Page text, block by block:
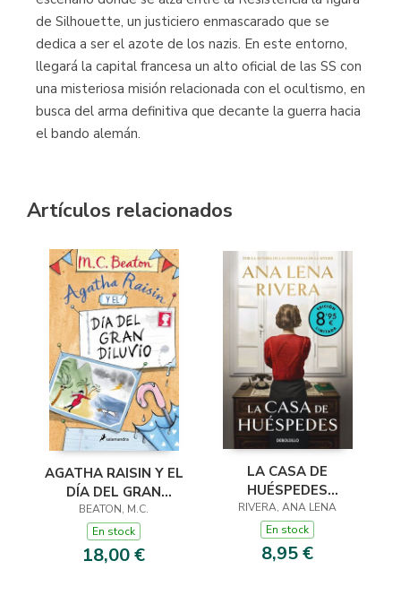
de Silhouette, un justiciero enmascarado que se
dedica a ser el azote de los nazis. En este entorno,
llegará la capital francesa un alto oficial de las SS con
una misteriosa misión relacionada con el ocultismo, en
busca del arma definitiva que decante la guerra hacia
el bando alemán.
Artículos relacionados
AGATHA RAISIN Y EL
DÍA DEL GRAN
DILUVIO (AGATHA
RAISIN 12)
BEATON, M.C.
En stock
18,00 €
LA CASA DE
HUÉSPEDES
(EDICIÓN LIMITADA ·
VERANO)
RIVERA, ANA LENA
En stock
8,95 €